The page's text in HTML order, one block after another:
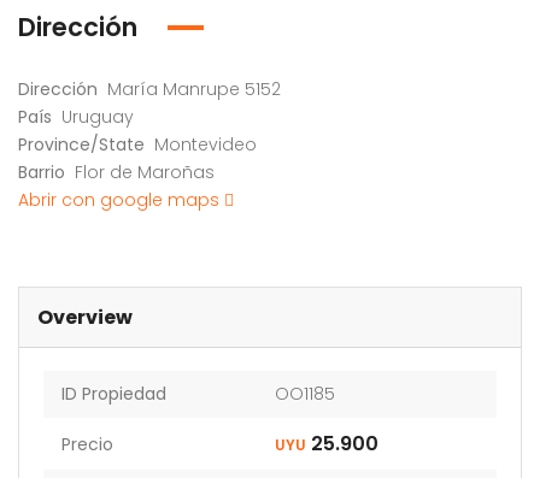
Dirección
Dirección María Manrupe 5152
País Uruguay
Province/State Montevideo
Barrio Flor de Maroñas
Abrir con google maps
Overview
ID Propiedad OO1185
Precio UYU 25.900